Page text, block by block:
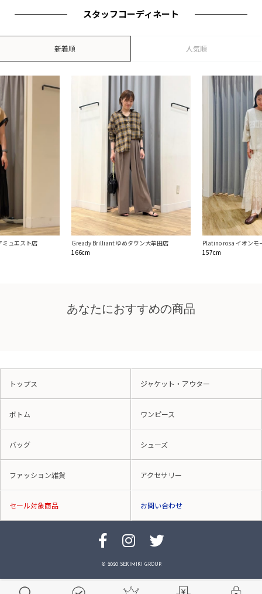
スタッフコーディネート
新着順 人気順
ュエスト店
Gready Brilliant ゆめタウン大牟田店
166cm
Platino rosa イオンモ
157cm
あなたにおすすめの商品
トップス ジャケット・アウター
ボトム ワンピース
バッグ シューズ
ファッション雑貨 アクセサリー
セール対象商品 お問い合わせ
© 2020 SEKIMIKI GROUP.